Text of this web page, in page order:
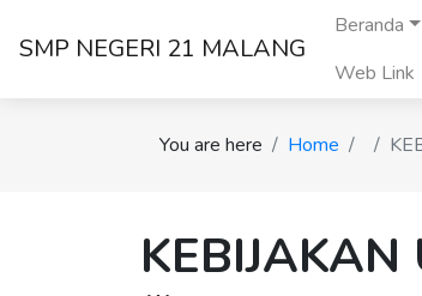
SMP NEGERI 21 MALANG
Beranda
Web Link
You are here Home